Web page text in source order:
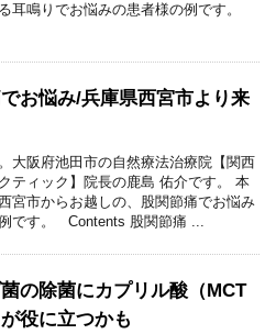
耳鳴りでお悩みの患者様の例です。
お悩み/兵庫県西宮市より来
大阪府池田市の自然療法治療院【関西
ティック】院長の鹿島 佑介です。 本
宮市からお越しの、股関節痛でお悩み
です。 Contents 股関節痛 ...
の除菌にカプリル酸（MCT
役に立つかも